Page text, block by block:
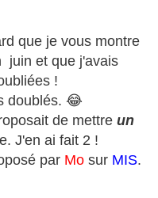
que je vous montre
juin et que j'avais
!
doublés. 😂
de mettre un
J'en ai fait 2 !
par Mo sur MIS.